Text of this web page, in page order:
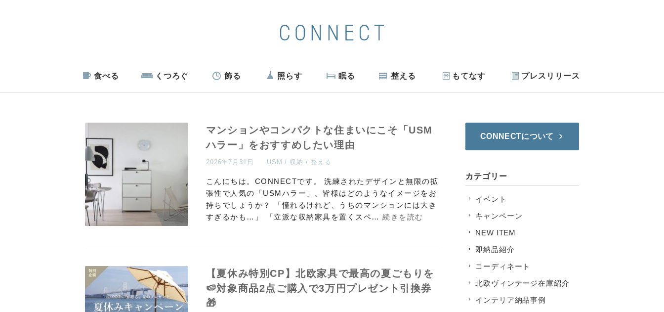
食べる くつろぐ 飾る 照らす 眠る 整える もてなす プレスリリース
マンションやコンパクトな住まいにこそ「USM
ハラー」をおすすめしたい理由
2026年7月31日 USM 収納 整える
こんにちは。CONNECTです。 洗練されたデザインと無限の拡
張性で人気の「USMハラー」。皆様はどのようなイメージをお
持ちでしょうか？ 「憧れるけれど、うちのマンションには大き
すぎるかも…」 「立派な収納家具を置くスペ… 続きを読む
【夏休み特別CP】北欧家具で最高の夏ごもりを
🍉対象商品2点ご購入で3万円プレゼント引換券
🎁
CONNECTについて
カテゴリー
イベント
キャンペーン
NEW ITEM
即納品紹介
コーディネート
北欧ヴィンテージ在庫紹介
インテリア納品事例